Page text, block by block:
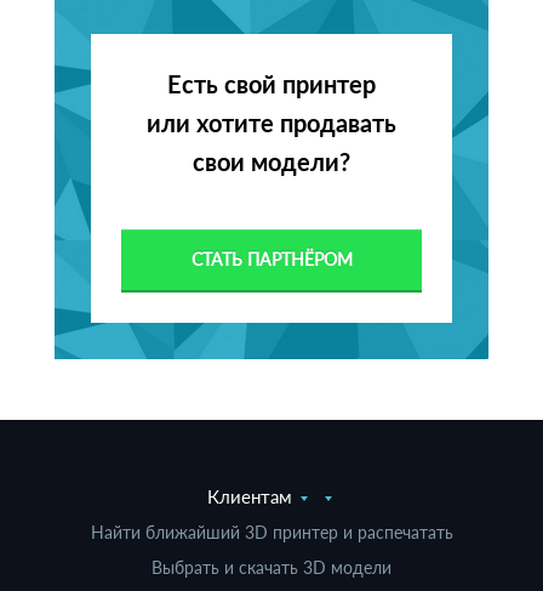
Есть свой принтер
или хотите продавать
свои модели?
СТАТЬ ПАРТНЁРОМ
Клиентам
Найти ближайший 3D принтер и распечатать
Выбрать и скачать 3D модели